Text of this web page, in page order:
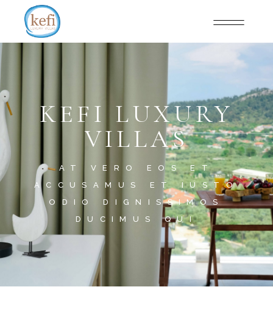
KEFI LUXURY
VILLAS
AT VERO EOS ET
ACCUSAMUS ET IUSTO
ODIO DIGNISSIMOS
DUCIMUS QUI